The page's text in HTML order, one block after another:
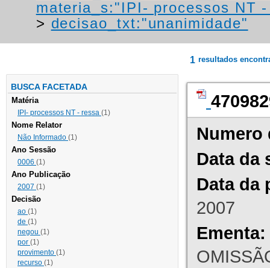
materia_s:"IPI- processos NT
> decisao_txt:"unanimidade"
BUSCA FACETADA
Matéria
IPI- processos NT - ressa (1)
Nome Relator
Não Informado (1)
Ano Sessão
0006 (1)
Ano Publicação
2007 (1)
Decisão
ao (1)
de (1)
negou (1)
por (1)
provimento (1)
recurso (1)
1 resultados
Numero
Data da
Data da
2007
Ementa: